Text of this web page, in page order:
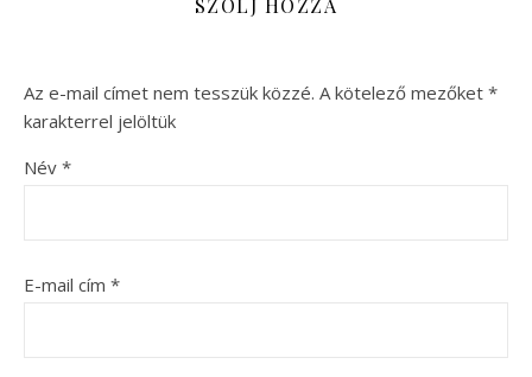
SZÓLJ HOZZÁ
Az e-mail címet nem tesszük közzé. A kötelező mezőket *
karakterrel jelöltük
Név *
E-mail cím *